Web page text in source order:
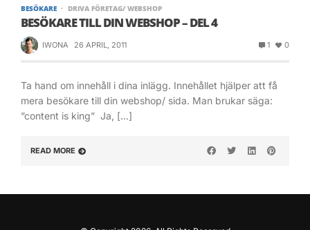
BESÖKARE DRIVA FÖRETAG/ WEBSHOP
BESÖKARE TILL DIN WEBSHOP – DEL 4
IWONA 26 APRIL, 2011 1 0
Ta hand om innehåll i dina inlägg. Innehållet hjälper att få
mera besökare till din webshop/ sida. Man brukar säga:
”content is king” Ja, […]
READ MORE